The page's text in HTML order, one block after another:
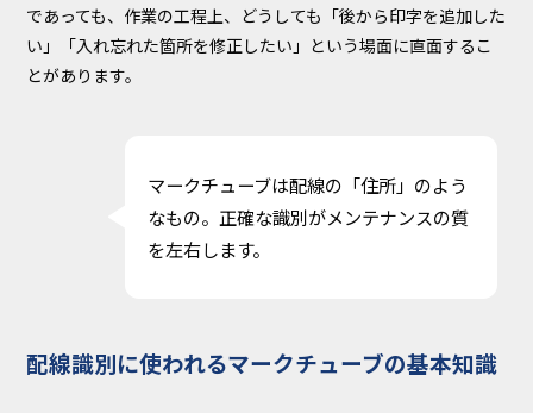
であっても、作業の工程上、どうしても「後から印字を追加した
い」「入れ忘れた箇所を修正したい」という場面に直面するこ
とがあります。
マークチューブは配線の「住所」のよう
なもの。正確な識別がメンテナンスの質
を左右します。
配線識別に使われるマークチューブの基本知識